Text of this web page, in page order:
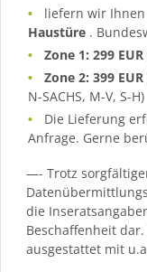
liefern wir
Haustüre .
Zone 1: 299 EUR
Zone 2: 399 EUR
N-SACHS, M-V, S-H)
Die Lieferung
Anfrage. Gerne
—- Trotz
die
Beschaffenheit
ausgestattet mit